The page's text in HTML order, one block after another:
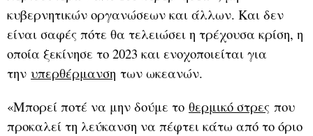
κυβερνητικών οργανώσεων και άλλων. Και δεν
είναι σαφές πότε θα τελειώσει η τρέχουσα κρίση, η
οποία ξεκίνησε το 2023 και ενοχοποιείται για
την υπερθέρμανση των ωκεανών.
«Μπορεί ποτέ να μην δούμε το θερμικό στρες που
προκαλεί τη λεύκανση να πέφτει κάτω από το όριο